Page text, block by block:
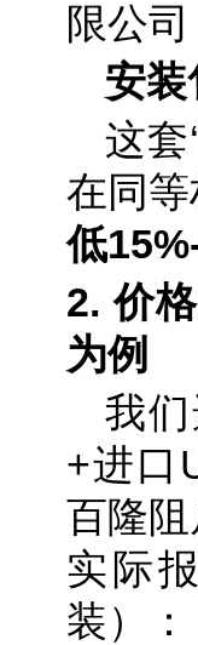
限公司
安装
这
在同
低
2. 价
为例
我
+进口
百隆
实际
装）：